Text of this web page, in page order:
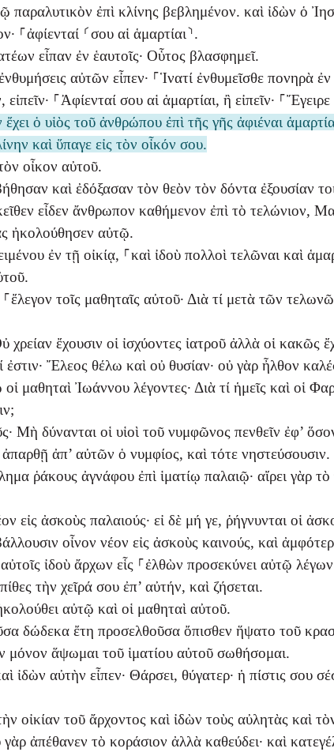
παραλυτικὸν ἐπὶ κλίνης βεβλημένον. καὶ ἰδὼν ὁ
⸀ἀφίενταί ⸂σου αἱ ἁμαρτίαι⸃.
εἶπαν ἐν ἑαυτοῖς· Οὗτος βλασφημεῖ.
αὐτῶν εἶπεν· ⸀Ἱνατί ἐνθυμεῖσθε πονηρὰ
⸀Ἀφίενταί σου αἱ ἁμαρτίαι, ἢ εἰπεῖν· ⸀Ἔγειρε
ἔχει ὁ υἱὸς τοῦ ἀνθρώπου ἐπὶ τῆς γῆς ἀφιέναι
καὶ ὕπαγε εἰς τὸν οἶκόν σου.
οἶκον αὐτοῦ.
καὶ ἐδόξασαν τὸν θεὸν τὸν δόντα ἐξουσίαν
εἶδεν ἄνθρωπον καθήμενον ἐπὶ τὸ τελώνιον,
ἠκολούθησεν αὐτῷ.
ἐν τῇ οἰκίᾳ, ⸀καὶ ἰδοὺ πολλοὶ τελῶναι καὶ
⸀ἔλεγον τοῖς μαθηταῖς αὐτοῦ· Διὰ τί μετὰ τῶν
χρείαν ἔχουσιν οἱ ἰσχύοντες ἰατροῦ ἀλλὰ οἱ κακῶς
ἐστιν· Ἔλεος θέλω καὶ οὐ θυσίαν· οὐ γὰρ ἦλθον
μαθηταὶ Ἰωάννου λέγοντες· Διὰ τί ἡμεῖς καὶ οἱ
Μὴ δύνανται οἱ υἱοὶ τοῦ νυμφῶνος πενθεῖν ἐφ’
ἀπ’ αὐτῶν ὁ νυμφίος, καὶ τότε νηστεύσουσιν.
ῥάκους ἀγνάφου ἐπὶ ἱματίῳ παλαιῷ· αἴρει γὰρ
εἰς ἀσκοὺς παλαιούς· εἰ δὲ μή γε, ῥήγνυνται οἱ
οἶνον νέον εἰς ἀσκοὺς καινούς, καὶ
ἰδοὺ ἄρχων εἷς ⸀ἐλθὼν προσεκύνει αὐτῷ
τὴν χεῖρά σου ἐπ’ αὐτήν, καὶ ζήσεται.
αὐτῷ καὶ οἱ μαθηταὶ αὐτοῦ.
δώδεκα ἔτη προσελθοῦσα ὄπισθεν ἥψατο τοῦ
μόνον ἅψωμαι τοῦ ἱματίου αὐτοῦ σωθήσομαι.
ἰδὼν αὐτὴν εἶπεν· Θάρσει, θύγατερ· ἡ πίστις σου
οἰκίαν τοῦ ἄρχοντος καὶ ἰδὼν τοὺς αὐλητὰς καὶ
γὰρ ἀπέθανεν τὸ κοράσιον ἀλλὰ καθεύδει· καὶ